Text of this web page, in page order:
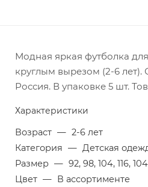
Модная яркая футболка
круглым вырезом (2-6 лет).
Россия. В упаковке 5 шт.
Характеристики
Возраст — 2-6 лет
Категория — Детская
Размер — 92, 98, 104, 116, 104
Цвет — В ассортименте